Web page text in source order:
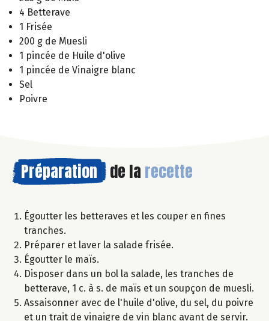
4 Betterave
1 Frisée
200 g de Muesli
1 pincée de Huile d'olive
1 pincée de Vinaigre blanc
Sel
Poivre
Préparation de la recette
Égoutter les betteraves et les couper en fines
tranches.
Préparer et laver la salade frisée.
Égoutter le maïs.
Disposer dans un bol la salade, les tranches de
betterave, 1 c. à s. de maïs et un soupçon de muesli.
Assaisonner avec de l'huile d'olive, du sel, du poivre
et un trait de vinaigre de vin blanc avant de servir.